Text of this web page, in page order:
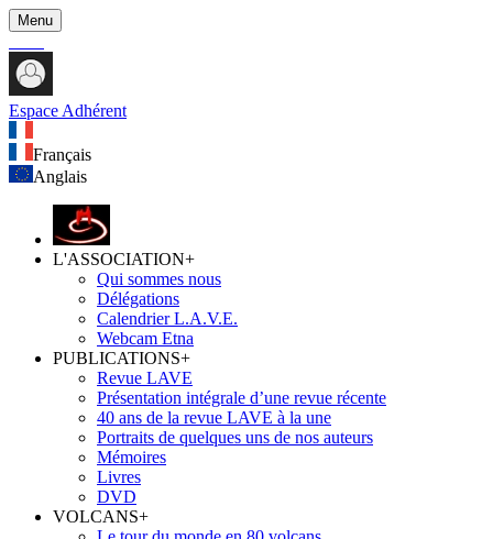
Menu
Espace Adhérent
Français
Anglais
L'ASSOCIATION+
Qui sommes nous
Délégations
Calendrier L.A.V.E.
Webcam Etna
PUBLICATIONS+
Revue LAVE
Présentation intégrale d’une revue récente
40 ans de la revue LAVE à la une
Portraits de quelques uns de nos auteurs
Mémoires
Livres
DVD
VOLCANS+